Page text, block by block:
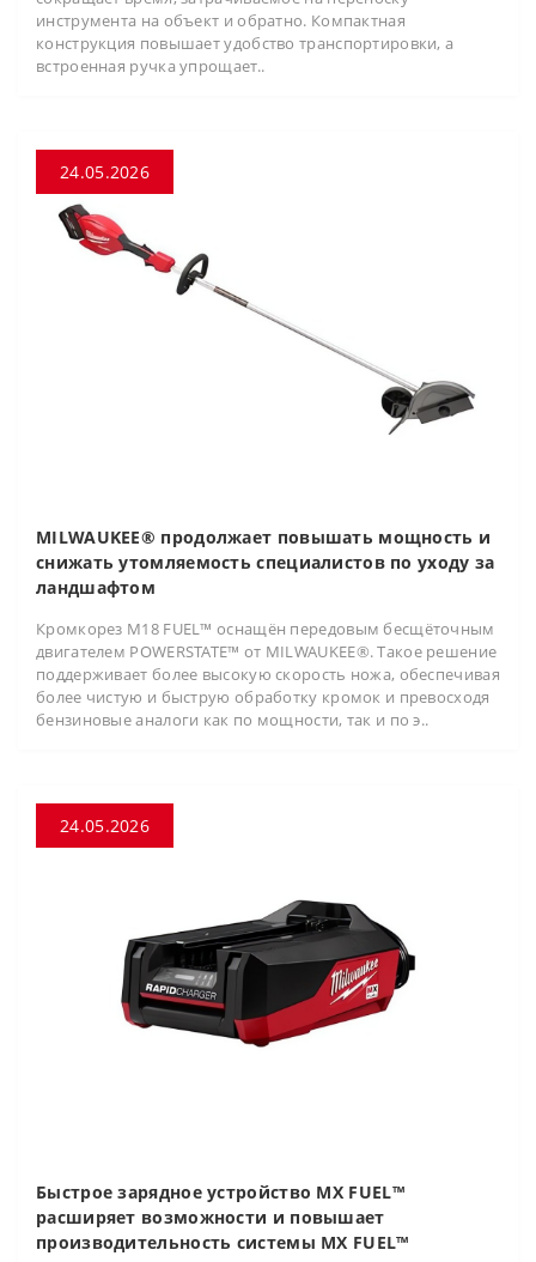
инструмента на объект и обратно. Компактная
конструкция повышает удобство транспортировки, а
встроенная ручка упрощает..
24.05.2026
MILWAUKEE® продолжает повышать мощность и
снижать утомляемость специалистов по уходу за
ландшафтом
Кромкорез M18 FUEL™ оснащён передовым бесщёточным
двигателем POWERSTATE™ от MILWAUKEE®. Такое решение
поддерживает более высокую скорость ножа, обеспечивая
более чистую и быструю обработку кромок и превосходя
бензиновые аналоги как по мощности, так и по э..
24.05.2026
Быстрое зарядное устройство MX FUEL™
расширяет возможности и повышает
производительность системы MX FUEL™